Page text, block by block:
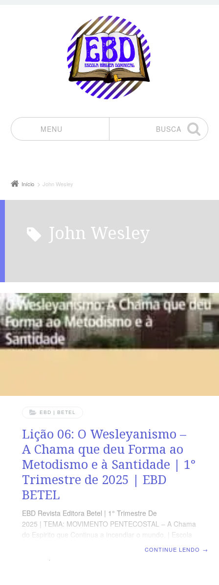
MENU
BUSCA
Início John Wesley
John Wesley
EBD | BETEL
Lição 06: O Wesleyanismo –
A Chama que deu Forma ao
Metodismo e à Santidade | 1°
Trimestre de 2025 | EBD
BETEL
EBD Revista Editora Betel | 1° Trimestre De
2025 | TEMA: MOVIMENTO PENTECOSTAL – A Chama
do Espirito que Continua a incendiar o mundo. | Escola
CONTINUE LENDO →